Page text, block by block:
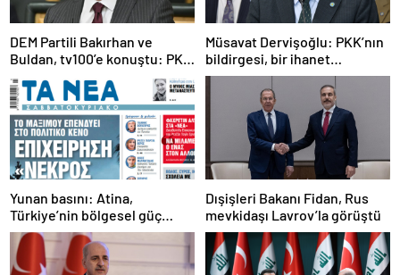
DEM Partili Bakırhan ve
Buldan, tv100’e konuştu: PKK
ne zaman kendini feshedecek
Müsavat Dervişoğlu: PKK’nın
bildirgesi, bir ihanet
açıklamasıdır
Yunan basını: Atina,
Türkiye’nin bölgesel güç
olmasını durduramadı
Dışişleri Bakanı Fidan, Rus
mevkidaşı Lavrov’la görüştü